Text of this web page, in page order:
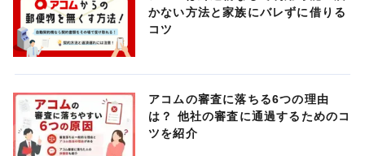
かない方法と家族にバレずに借りる
コツ
アコムの審査に落ちる6つの理由
は？ 他社の審査に通過するためのコ
ツを紹介